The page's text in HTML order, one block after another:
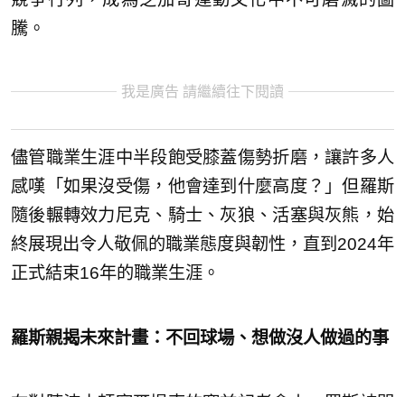
騰。
我是廣告 請繼續往下閱讀
儘管職業生涯中半段飽受膝蓋傷勢折磨，讓許多人
感嘆「如果沒受傷，他會達到什麼高度？」但羅斯
隨後輾轉效力尼克、騎士、灰狼、活塞與灰熊，始
終展現出令人敬佩的職業態度與韌性，直到2024年
正式結束16年的職業生涯。
羅斯親揭未來計畫：不回球場、想做沒人做過的事